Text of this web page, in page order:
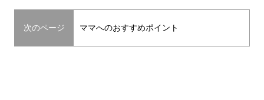
次のページ ママへのおすすめポイント